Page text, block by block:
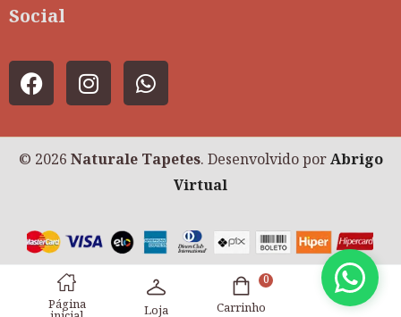
Social
© 2026 Naturale Tapetes. Desenvolvido porAbrigo
Virtual
Página Loja
0
Carrinho